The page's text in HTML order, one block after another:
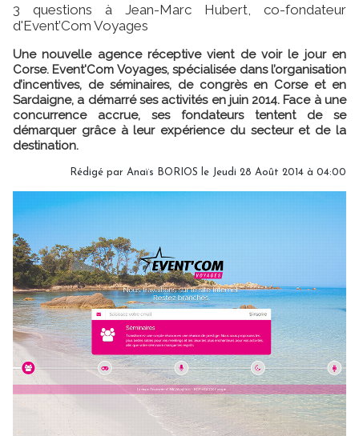
3 questions à Jean-Marc Hubert, co-fondateur
d'Event’Com Voyages
Une nouvelle agence réceptive vient de voir le jour en
Corse. Event'Com Voyages, spécialisée dans l’organisation
d’incentives, de séminaires, de congrès en Corse et en
Sardaigne, a démarré ses activités en juin 2014. Face à une
concurrence accrue, ses fondateurs tentent de se
démarquer grâce à leur expérience du secteur et de la
destination.
Rédigé par Anaïs BORIOS le Jeudi 28 Août 2014 à 04:00